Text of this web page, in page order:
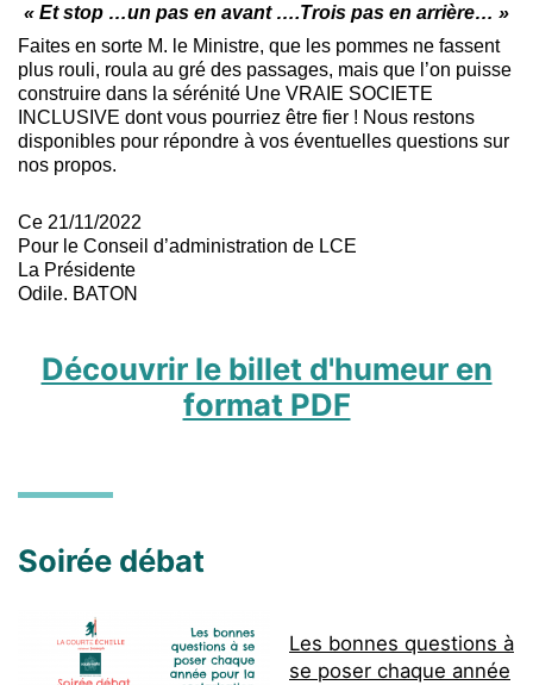
« Et stop …un pas en avant ….Trois pas en arrière… »
Faites en sorte M. le Ministre, que les pommes ne fassent
plus rouli, roula au gré des passages, mais que l’on puisse
construire dans la sérénité Une VRAIE SOCIETE
INCLUSIVE dont vous pourriez être fier ! Nous restons
disponibles pour répondre à vos éventuelles questions sur
nos propos.
Ce 21/11/2022
Pour le Conseil d’administration de LCE
La Présidente
Odile. BATON
Découvrir le billet d'humeur en
format PDF
Soirée débat
Les bonnes questions à
se poser chaque année